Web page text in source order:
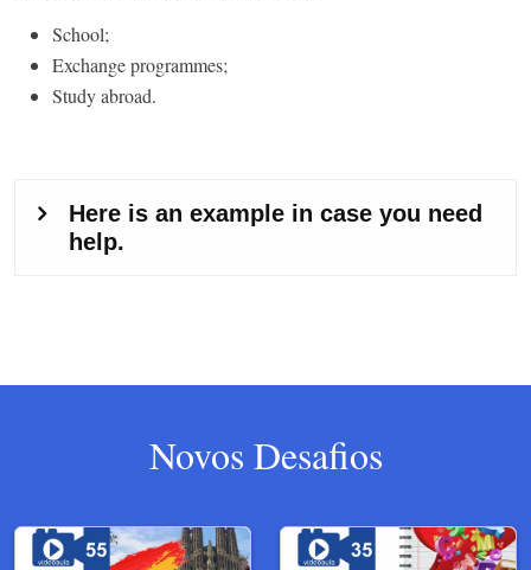
School;
Exchange programmes;
Study abroad.
Novos Desafios